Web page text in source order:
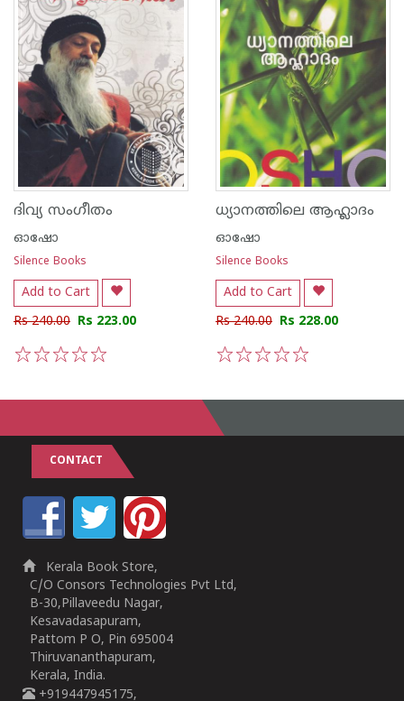
ദിവ്യ സംഗീതം
ഓഷോ
Silence Books
Add to Cart
Rs 240.00 Rs 223.00
ധ്യാനത്തിലെ ആഹ്ലാദം
ഓഷോ
Silence Books
Add to Cart
Rs 240.00 Rs 228.00
CONTACT
Kerala Book Store,
C/O Consors Technologies Pvt Ltd,
B-30,Pillaveedu Nagar,
Kesavadasapuram,
Pattom P O, Pin 695004
Thiruvananthapuram,
Kerala, India.
+919447945175,